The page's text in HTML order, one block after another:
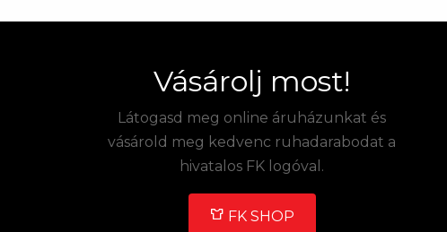
Vásárolj most!
Látogasd meg online áruházunkat és
vásárold meg kedvenc ruhadarabodat a
hivatalos FK logóval.
FK SHOP